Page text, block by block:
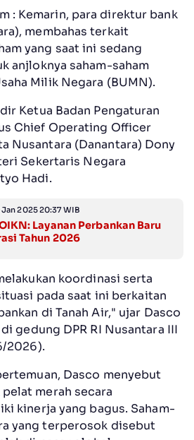
: Kemarin, para direktur bank
membahas terkait
yang saat ini sedang
anjloknya saham-saham
Milik Negara (BUMN).
Ketua Badan Pengaturan
Chief Operating Officer
Nusantara (Danantara) Dony
Sekertaris Negara
Hadi.
Jan 2025 20:37 WIB
Layanan Perbankan Baru
Tahun 2026
koordinasi serta
pada saat ini berkaitan
di Tanah Air," ujar Dasco
gedung DPR RI Nusantara III
2026).
Dasco menyebut
merah secara
kinerja yang bagus. Saham-
yang terperosok disebut